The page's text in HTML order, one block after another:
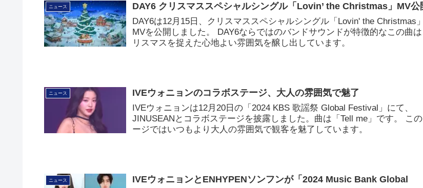
DAY6は12月15日、クリスマススペシャルシングル「Lovin' the Christmas」
MVを公開しました。 DAY6ならではのバンドサウンドが特徴的なこの曲は
リスマスを捉えた心地よい雰囲気を醸し出しています。
IVEウォニョンは12月20日の「2024 KBS 歌謡祭 Global Festival」にて、
JINUSEANとコラボステージを披露しました。曲は「Tell me」です。 この
ージではいつもより大人の雰囲気で観客を魅了しています。
Festival」のMCと報じられる